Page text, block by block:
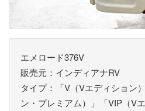
エメロード376V
販売元：インディアナRV
タイプ：「V（Vエディション
ン・プレミアム）」「VIP（V